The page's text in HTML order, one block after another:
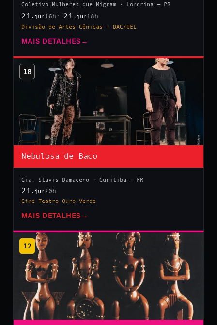
Coletivo Mulheres que Migram · Londrina — PR
21 .jun 16h 21 .jun 18h
Divisão de Artes Cênicas – DAC/UEL
MAIS DETALHES →
18
Nebulosa de Baco
Cia. Stavis-Damaceno · Curitiba — PR
21 .jun20h
Cine Teatro Ouro Verde
MAIS DETALHES →
12